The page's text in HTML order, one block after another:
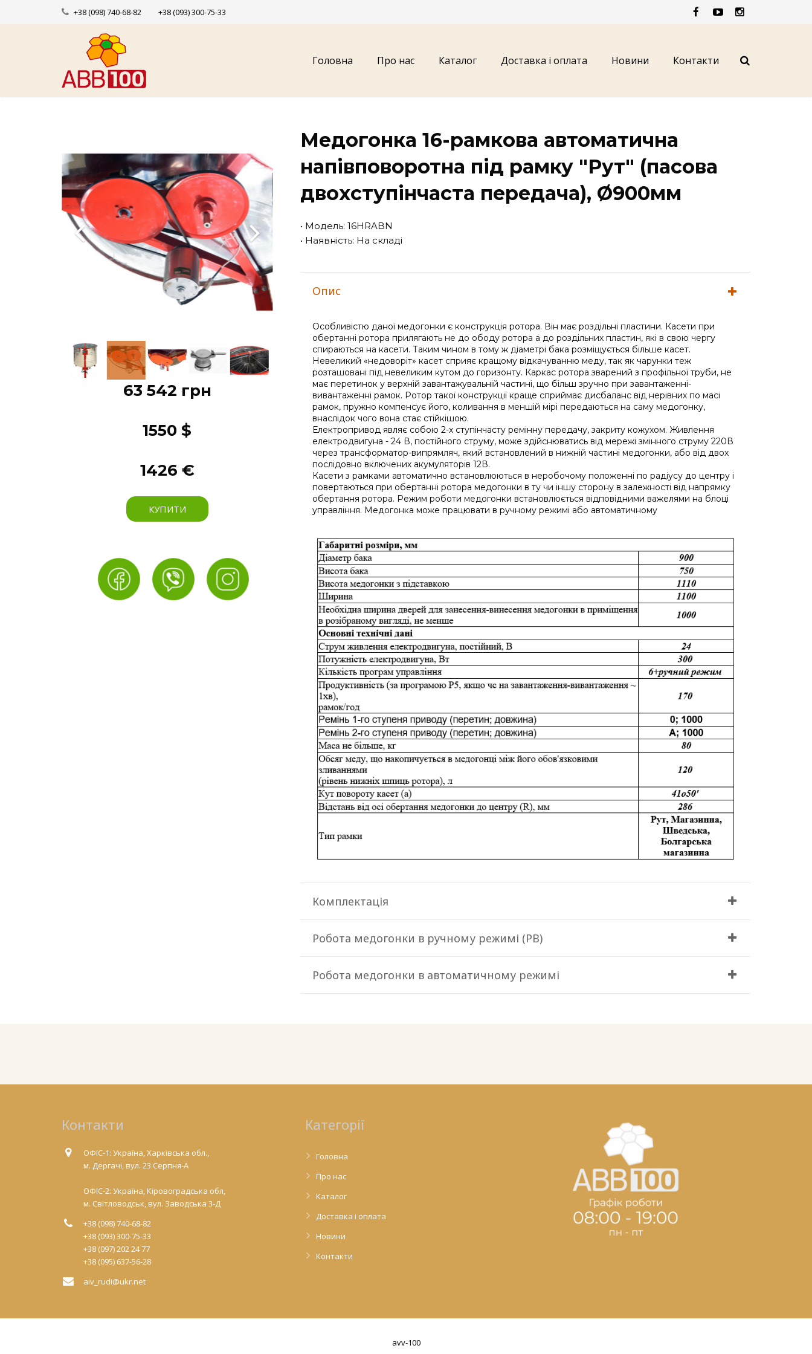
+38 (098) 740-68-82 +38 (093) 300-75-33
Головна Про нас Каталог Доставка і оплата Новини Контакти
63 542 грн
1550 $
1426 €
КУПИТИ
Медогонка 16-рамкова автоматична
напівповоротна під рамку "Рут" (пасова
двохступінчаста передача), Ø900мм
• Модель: 16HRABN
• Наявність: На складі
Опис
Особливістю даної медогонки є конструкція ротора. Він має роздільні пластини. Касети при
обертанні ротора прилягають не до ободу ротора а до роздільних пластин, які в свою чергу
спираються на касети. Таким чином в тому ж діаметрі бака розміщується більше касет.
Невеликий «недоворіт» касет сприяє кращому відкачуванню меду, так як чарунки теж
розташовані під невеликим кутом до горизонту. Каркас ротора зварений з профільної труби, не
має перетинок у верхній завантажувальній частині, що більш зручно при завантаженні-
вивантаженні рамок. Ротор такої конструкції краще сприймає дисбаланс від нерівних по масі
рамок, пружно компенсує його, коливання в меншій мірі передаються на саму медогонку,
внаслідок чого вона стає стійкішою.
Електропривод являє собою 2-х ступінчасту ремінну передачу, закриту кожухом. Живлення
електродвигуна - 24 В, постійного струму, може здійснюватись від мережі змінного струму 220В
через трансформатор-випрямляч, який встановлений в нижній частині медогонки, або від двох
послідовно включених акумуляторів 12В.
Касети з рамками автоматично встановлюються в неробочому положенні по радіусу до центру і
повертаються при обертанні ротора медогонки в ту чи іншу сторону в залежності від напрямку
обертання ротора. Режим роботи медогонки встановлюється відповідними важелями на блоці
управління. Медогонка може працювати в ручному режимі або автоматичному
Комплектація
Робота медогонки в ручному режимі (РВ)
Робота медогонки в автоматичному режимі
Контакти
ОФІС-1: Україна, Харківська обл.,
м. Дергачі, вул. 23 Серпня-А
ОФІС-2: Україна, Кіровоградська обл,
м. Світловодськ, вул. Заводська 3-Д
+38 (098) 740-68-82
+38 (093) 300-75-33
+38 (097) 202 24 77
+38 (095) 637-56-28
aiv_rudi@ukr.net
Категорії
Головна
Про нас
Каталог
Доставка і оплата
Новини
Контакти
avv-100